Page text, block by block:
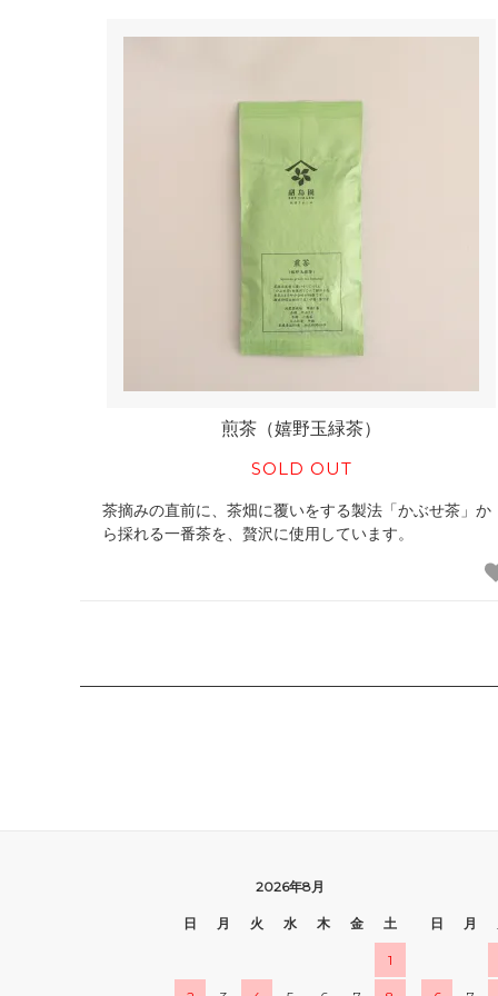
煎茶（嬉野玉緑茶）
SOLD OUT
茶摘みの直前に、茶畑に覆いをする製法「かぶせ茶」か
ら採れる一番茶を、贅沢に使用しています。
2026年8月
日 月 火 水 木 金 土
1
日 月